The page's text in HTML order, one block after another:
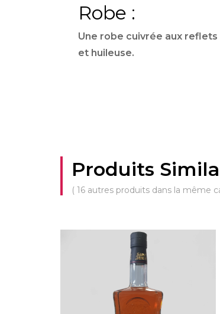
Robe :
Une robe cuivrée aux reflets
et huileuse.
Produits
( 16 autres produits dans la même